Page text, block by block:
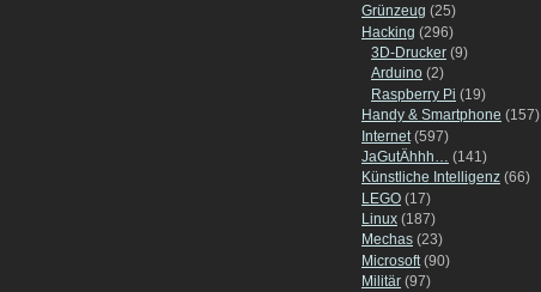
Grünzeug (25)
Hacking (296)
3D-Drucker (9)
Arduino (2)
Raspberry Pi (19)
Handy & Smartphone (157)
Internet (597)
JaGutÄhhh… (141)
Künstliche Intelligenz (66)
LEGO (17)
Linux (187)
Mechas (23)
Microsoft(90)
Militär (97)